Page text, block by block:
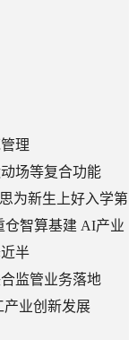
理
场等复合功能
为新生上好入学第
仓智算基建 AI产业
半
监管业务落地
产业创新发展